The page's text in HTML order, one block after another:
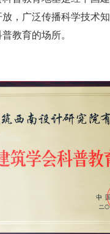
，广泛传播科学技术
教育的场所。